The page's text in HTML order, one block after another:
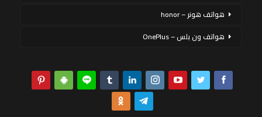
هواتف هونر – honor
هواتف ون بلس – OnePlus